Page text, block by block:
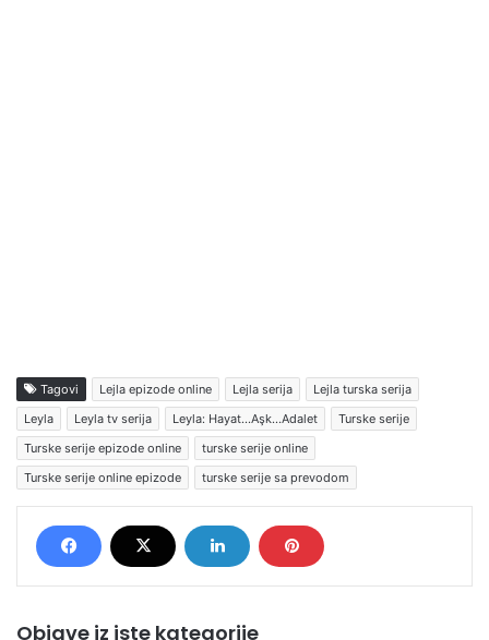
Tagovi Lejla epizode online Lejla serija
Lejla turska serija
Leyla
Leyla tv serija Leyla: Hayat…Aşk…Adalet
Turske serije
Turske serije epizode online
turske serije online
Turske serije online epizode
turske serije sa prevodom
Objave iz iste kategorije